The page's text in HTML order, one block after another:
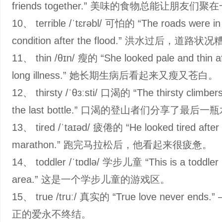
friends together.” 美味的食物总能让朋友们聚在
10、 terrible /ˈtɛrəbl/ 可怕的 “The roads were
condition after the flood.” 洪水过后，道路状况
11、 thin /θɪn/ 瘦的 “She looked pale and thin
long illness.” 她长期生病后看起来又瘦又苍白。
12、 thirsty /ˈθɜːsti/ 口渴的 “The thirsty
the last bottle.” 口渴的登山者们分享了最后一瓶
13、 tired /ˈtaɪəd/ 疲倦的 “He looked tired
marathon.” 跑完马拉松后，他看起来很疲惫。
14、 toddler /ˈtɒdlə/ 学步儿童 “This is a toddler
area.” 这是一个学步儿童的游戏区。
15、 true /truː/ 真实的 “True love never
正的爱永不终结。